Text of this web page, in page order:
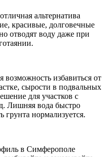
альтернатива
красивые, долговечные
отводят воду даже при
избавиться от
сырости в подвальных
для участков с
Лишняя вода быстро
грунта нормализуется.
в Симферополе